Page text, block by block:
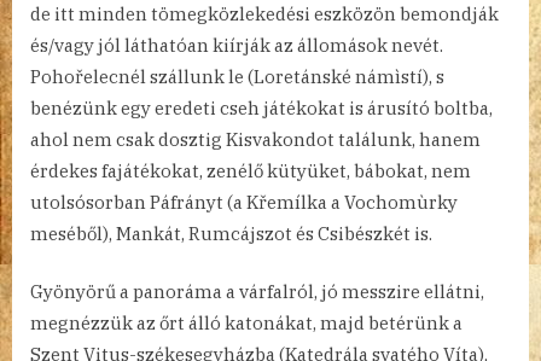
de itt minden tömegközlekedési eszközön bemondják
és/vagy jól láthatóan kiírják az állomások nevét.
Pohořelecnél szállunk le (Loretánské námìstí), s
benézünk egy eredeti cseh játékokat is árusító boltba,
ahol nem csak dosztig Kisvakondot találunk, hanem
érdekes fajátékokat, zenélő kütyüket, bábokat, nem
utolsósorban Páfrányt (a Křemílka a Vochomùrky
meséből), Mankát, Rumcájszot és Csibészkét is.
Gyönyörű a panoráma a várfalról, jó messzire ellátni,
megnézzük az őrt álló katonákat, majd betérünk a
Szent Vitus-székesegyházba (Katedrála svatého Víta),